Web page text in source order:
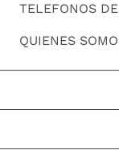
TELEFONOS
QUIENES